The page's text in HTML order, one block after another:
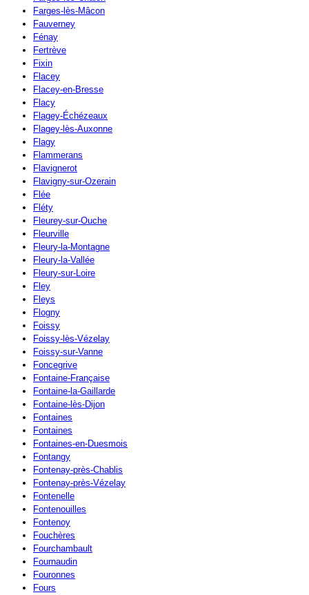
Farges-lès-Mâcon
Fauverney
Fénay
Fertrève
Fixin
Flacey
Flacey-en-Bresse
Flacy
Flagey-Échézeaux
Flagey-lès-Auxonne
Flagy
Flammerans
Flavignerot
Flavigny-sur-Ozerain
Flée
Fléty
Fleurey-sur-Ouche
Fleurville
Fleury-la-Montagne
Fleury-la-Vallée
Fleury-sur-Loire
Fley
Fleys
Flogny
Foissy
Foissy-lès-Vézelay
Foissy-sur-Vanne
Foncegrive
Fontaine-Française
Fontaine-la-Gaillarde
Fontaine-lès-Dijon
Fontaines
Fontaines
Fontaines-en-Duesmois
Fontangy
Fontenay-près-Chablis
Fontenay-près-Vézelay
Fontenelle
Fontenouilles
Fontenoy
Fouchères
Fourchambault
Fournaudin
Fouronnes
Fours